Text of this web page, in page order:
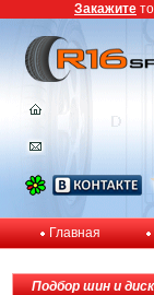
Главная
Подбор шин и
Закажите